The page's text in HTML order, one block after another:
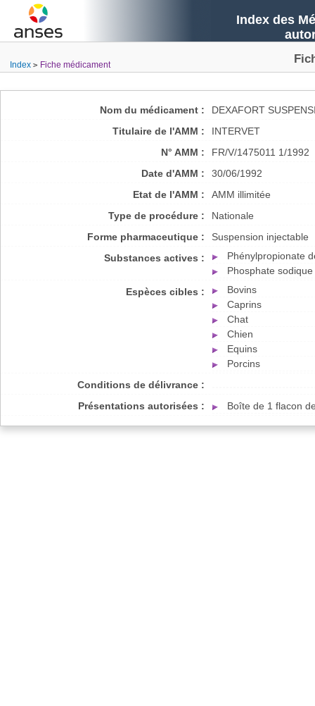
Index des
Index Fiche médicament
Nom du médicament :
DEXAFORT
Titulaire de l'AMM :
INTERVET
N° AMM :
FR/V/1475011 1/1992
Date d'AMM :
30/06/1992
Etat de l'AMM :
AMM illimitée
Type de procédure :
Nationale
Forme pharmaceutique :
Suspension injectable
Substances actives :
Phénylpropionate
Phosphate
Espèces cibles :
Bovins
Caprins
Chat
Chien
Equins
Porcins
Conditions de délivrance :
Présentations autorisées :
Boîte de 1 flacon